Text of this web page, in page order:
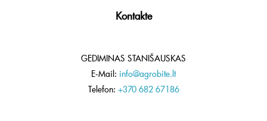
Kontakte
GEDIMINAS STANIŠAUSKAS
E-Mail: info@agrobite.lt
Telefon: +370 682 67186